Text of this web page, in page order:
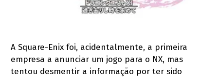
A Square-Enix foi, acidentalmente, a primeira
empresa a anunciar um jogo para o NX, mas
tentou desmentir a informação por ter sido